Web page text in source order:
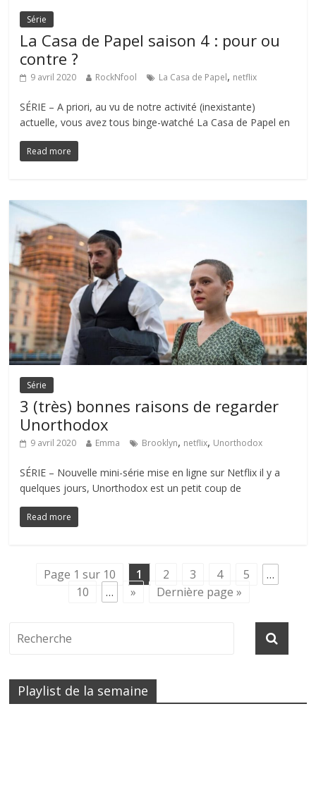
Série
La Casa de Papel saison 4 : pour ou
contre ?
9 avril 2020 RockNfool La Casa de Papel, netflix
SÉRIE – A priori, au vu de notre activité (inexistante)
actuelle, vous avez tous binge-watché La Casa de Papel en
Read more
Série
3 (très) bonnes raisons de regarder
Unorthodox
9 avril 2020 Emma Brooklyn, netflix, Unorthodox
SÉRIE – Nouvelle mini-série mise en ligne sur Netflix il y a
quelques jours, Unorthodox est un petit coup de
Read more
Page 1 sur 10 1 2 3 4 5
…
10
… » Dernière page »
Playlist de la semaine